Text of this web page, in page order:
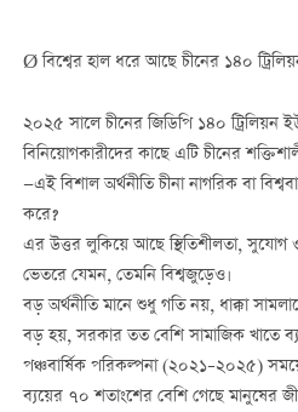
Ø বিশ্বের হাল ধরে আছে চীনের ১৪০
২০২৫ সালে চীনের জিডিপি ১৪০ ট্রিলিয়ন
বিনিয়োগকারীদের কাছে এটি চীনের
—এই বিশাল অর্থনীতি চীনা নাগরিক বা
করে?
এর উত্তর লুকিয়ে আছে স্থিতিশীলতা, সুযোগ ও
ভেতরে যেমন, তেমনি বিশ্বজুড়েও।
বড় অর্থনীতি মানে শুধু গতি নয়, ধাক্কা
বড় হয়, সরকার তত বেশি সামাজিক খাতে
পঞ্চবার্ষিক পরিকল্পনা (২০২১–২০২৫)
ব্যয়ের ৭০ শতাংশের বেশি গেছে মানুষের